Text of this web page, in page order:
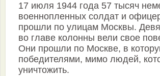
17 июля 1944 года 57 тысяч
военнопленных солдат и
прошли по улицам Москвы.
во главе колонны вели свое
Они прошли по Москве, в
победителями, мимо людей,
уничтожить.